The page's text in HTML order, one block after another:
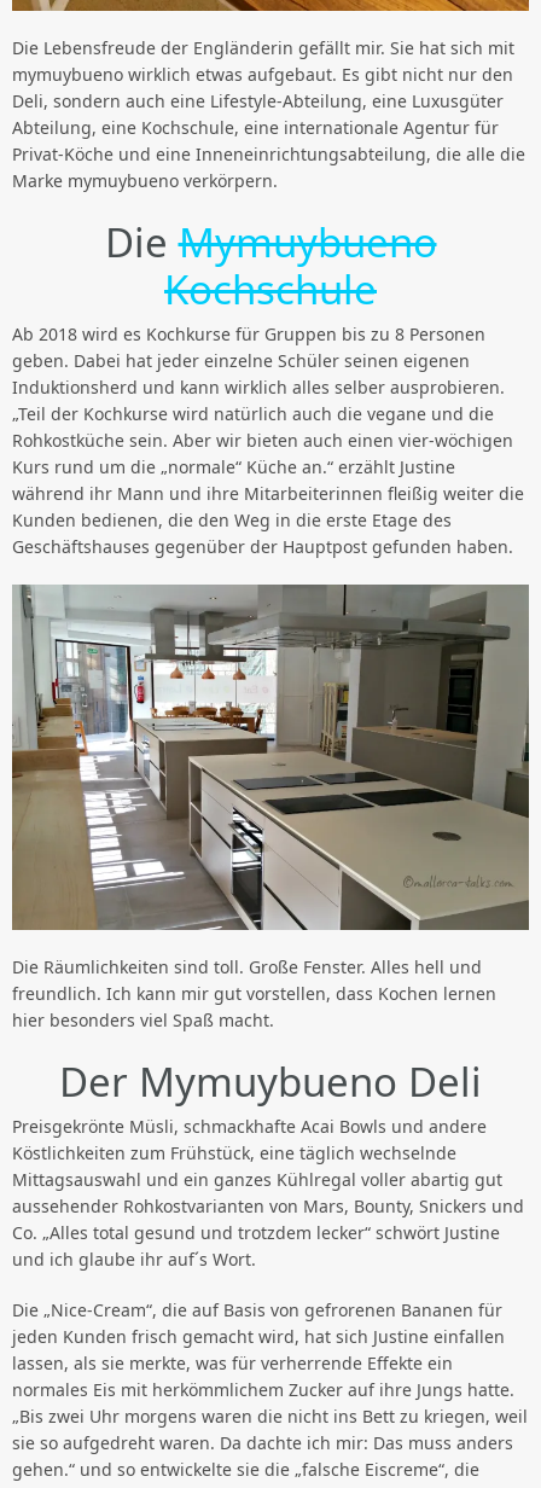
Die Lebensfreude der Engländerin gefällt mir. Sie hat sich mit
mymuybueno wirklich etwas aufgebaut. Es gibt nicht nur den
Deli, sondern auch eine Lifestyle-Abteilung, eine Luxusgüter
Abteilung, eine Kochschule, eine internationale Agentur für
Privat-Köche und eine Inneneinrichtungsabteilung, die alle die
Marke mymuybueno verkörpern.
DieMymuybueno
Kochschule
Ab 2018 wird es Kochkurse für Gruppen bis zu 8 Personen
geben. Dabei hat jeder einzelne Schüler seinen eigenen
Induktionsherd und kann wirklich alles selber ausprobieren.
„Teil der Kochkurse wird natürlich auch die vegane und die
Rohkostküche sein. Aber wir bieten auch einen vier-wöchigen
Kurs rund um die „normale“ Küche an.“ erzählt Justine
während ihr Mann und ihre Mitarbeiterinnen fleißig weiter die
Kunden bedienen, die den Weg in die erste Etage des
Geschäftshauses gegenüber der Hauptpost gefunden haben.
Die Räumlichkeiten sind toll. Große Fenster. Alles hell und
freundlich. Ich kann mir gut vorstellen, dass Kochen lernen
hier besonders viel Spaß macht.
Der Mymuybueno Deli
Preisgekrönte Müsli, schmackhafte Acai Bowls und andere
Köstlichkeiten zum Frühstück, eine täglich wechselnde
Mittagsauswahl und ein ganzes Kühlregal voller abartig gut
aussehender Rohkostvarianten von Mars, Bounty, Snickers und
Co. „Alles total gesund und trotzdem lecker“ schwört Justine
und ich glaube ihr auf´s Wort.
Die „Nice-Cream“, die auf Basis von gefrorenen Bananen für
jeden Kunden frisch gemacht wird, hat sich Justine einfallen
lassen, als sie merkte, was für verherrende Effekte ein
normales Eis mit herkömmlichem Zucker auf ihre Jungs hatte.
„Bis zwei Uhr morgens waren die nicht ins Bett zu kriegen, weil
sie so aufgedreht waren. Da dachte ich mir: Das muss anders
gehen.“ und so entwickelte sie die „falsche Eiscreme“, die